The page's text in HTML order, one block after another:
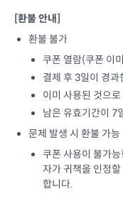
[환불 안내]
환불 불가
쿠폰 열람(쿠폰 이
결제 후 3일이 경과
이미 사용된 것으
남은 유효기간이 7
문제 발생 시 환불 가능
쿠폰 사용이 불가
자가 귀책을 인정
합니다.